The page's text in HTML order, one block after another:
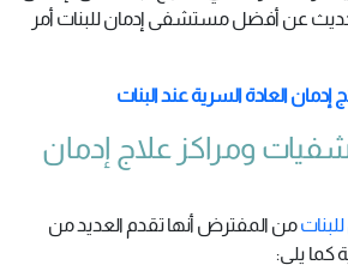
الحديث عن أفضل مستشفى إدمان للبنات أمر
إدمان العادة السرية عند البنات
ومراكز علاج إدمان
من المفترض أنها تقدم العديد من
كما يلي: